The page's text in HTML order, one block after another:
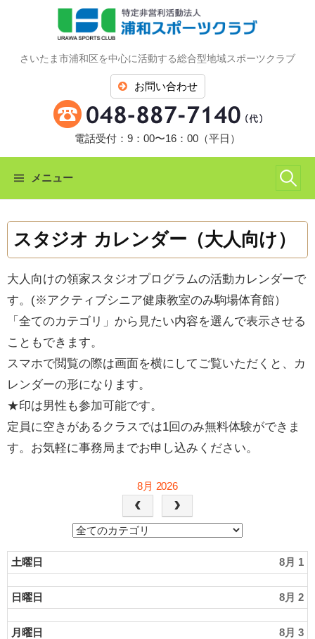
さいたま市浦和区を中心に活動する総合型地域スポーツクラブ
お問い合わせ
電話受付：9：00〜16：00（平日）
メニュー 検
索:
スタジオ カレンダー（大人向け）
大人向けの領家スタジオプログラムの活動カレンダーで
す。(※アクティブシニア健康教室のみ駒場体育館）
「全てのカテゴリ」から見たい内容を選んで表示させる
こともできます。
スマホで閲覧の際は画面を横にしてご覧いただくと、カ
レンダーの形になります。
★印は男性も参加可能です。
定員に空きがあるクラスでは1回のみ無料体験ができま
す。お気軽に事務局までお申し込みください。
8月 2026
土曜日 8月 1
日曜日 8月 2
月曜日 8月 3